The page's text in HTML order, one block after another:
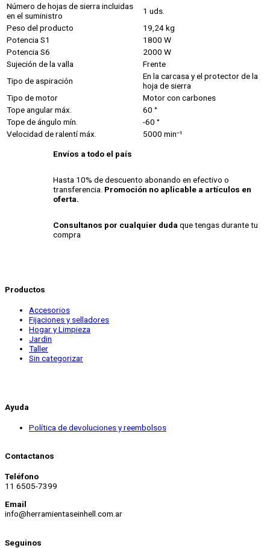
Número de hojas de sierra incluidas
en el suministro
1 uds.
Peso del producto
19,24 kg
Potencia S1
1800 W
Potencia S6
2000 W
Sujeción de la valla
Frente
Tipo de aspiración
En la carcasa y el protector de la
hoja de sierra
Tipo de motor
Motor con carbones
Tope angular máx.
60 °
Tope de ángulo mín.
-60 °
Velocidad de ralentí máx.
5000 min⁻¹
Envíos a todo el país
Hasta 10% de descuento abonando en efectivo o
transferencia. Promoción no aplicable a artículos en
oferta.
Consultanos por cualquier duda que tengas durante tu
compra
Productos
Accesorios
Fijaciones y selladores
Hogar y Limpieza
Jardin
Taller
Sin categorizar
Ayuda
Política de devoluciones y reembolsos
Contactanos
Teléfono
11 6505-7399
Email
info@herramientaseinhell.com.ar
Seguinos